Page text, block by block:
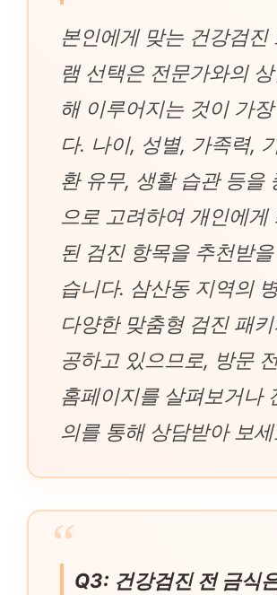
본인에게 맞는 건강검진
램 선택은 전문가와의
해 이루어지는 것이 가
다. 나이, 성별, 가족력,
환 유무, 생활 습관 등을
으로 고려하여 개인에게
된 검진 항목을 추천받
습니다. 삼산동 지역의
다양한 맞춤형 검진 패
공하고 있으므로, 방문
홈페이지를 살펴보거나
의를 통해 상담받아 보세
Q3: 건강검진 전 금식